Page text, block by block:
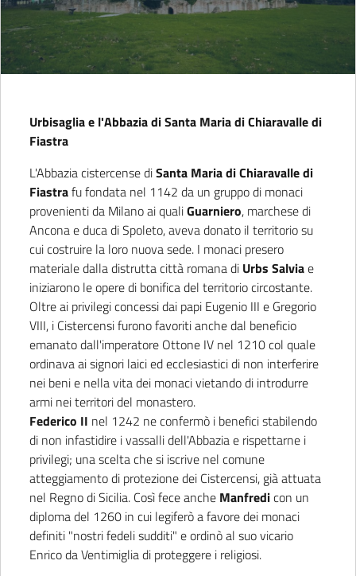
Urbisaglia e l'Abbazia di Santa Maria di Chiaravalle di
Fiastra
L'Abbazia cistercense diSanta Maria di Chiaravalle di
Fiastrafu fondata nel 1142 da un gruppo di monaci
provenienti da Milano ai qualiGuarniero, marchese di
Ancona e duca di Spoleto, aveva donato il territorio su
cui costruire la loro nuova sede. I monaci presero
materiale dalla distrutta città romana di Urbs Salviae
iniziarono le opere di bonifica del territorio circostante.
Oltre ai privilegi concessi dai papi Eugenio III e Gregorio
VIII, i Cistercensi furono favoriti anche dal beneficio
emanato dall'imperatore Ottone IV nel 1210 col quale
ordinava ai signori laici ed ecclesiastici di non interferire
nei beni e nella vita dei monaci vietando di introdurre
armi nei territori del monastero.
Federico II nel 1242 ne confermò i benefici stabilendo
di non infastidire i vassalli dell'Abbazia e rispettarne i
privilegi; una scelta che si iscrive nel comune
atteggiamento di protezione dei Cistercensi, già attuata
nel Regno di Sicilia. Così fece anche Manfredicon un
diploma del 1260 in cui legiferò a favore dei monaci
definiti "nostri fedeli sudditi" e ordinò al suo vicario
Enrico da Ventimiglia di proteggere i religiosi.